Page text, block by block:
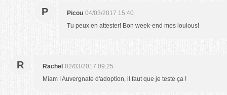
P Picou 04/03/2017 15:40
Tu peux en attester! Bon week-end mes loulous!
R Rachel 02/03/2017 09:25
Miam ! Auvergnate d'adoption, il faut que je teste ça !